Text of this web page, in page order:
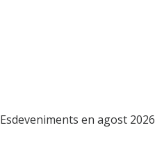
Esdeveniments en agost 2026